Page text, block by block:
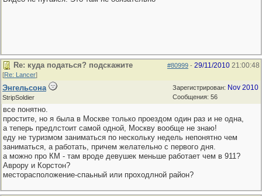
#80999 - 29/11/2010 21:00:48
Re: куда податься? подскажите
[Re: Lancer]
Зарегистрирован: Nov 2010
Сообщения: 56
Энгельсона
StripSoldier
все понятно.
простите, но я была в Москве только проездом один раз и не одна,
а теперь предлстоит самой одной, Москву вообще не знаю!
еду не туризмом заниматься по нескольку недель непонятно чем
заниматься, а работать, причем желательно с первого дня.
а можно про КМ - там вроде девушек меньше работает чем в 911?
Аврору и Корстон?
месторасположение-спаьный или проходлной район?